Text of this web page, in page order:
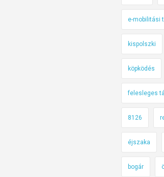
e-mobilitási
kispolszki
köpködés
felesleges
8126
éjszaka
bogár